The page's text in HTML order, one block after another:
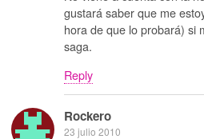
gustará saber que me
hora de que lo probará) si
saga.
Reply
Rockero
23 julio 2010